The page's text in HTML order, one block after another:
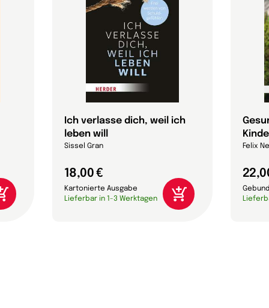
Ich verlasse dich, weil ich
leben will
Sissel Gran
18,00 €
Kartonierte Ausgabe
Lieferbar in 1-3 Werktagen
Felix